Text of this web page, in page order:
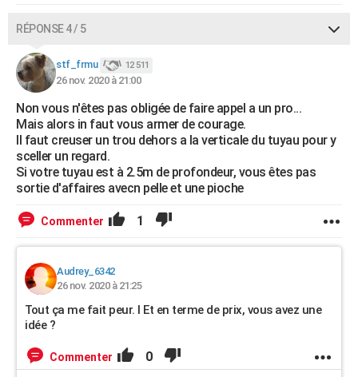
RÉPONSE 4 / 5
stf_frmu 12 511
26 nov. 2020 à 21:00
Non vous n'êtes pas obligée de faire appel a un pro...
Mais alors in faut vous armer de courage.
Il faut creuser un trou dehors a la verticale du tuyau pour y
sceller un regard.
Si votre tuyau est à 2.5m de profondeur, vous êtes pas
sortie d'affaires avecn pelle et une pioche
Commenter 1
Audrey_6342
26 nov. 2020 à 21:25
Tout ça me fait peur. I Et en terme de prix, vous avez une
idée ?
Commenter 0